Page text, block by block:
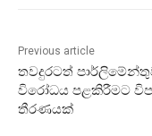
Previous article
තවදුරටත්
විරෝධය පළකිරීමට
තීරණයක්